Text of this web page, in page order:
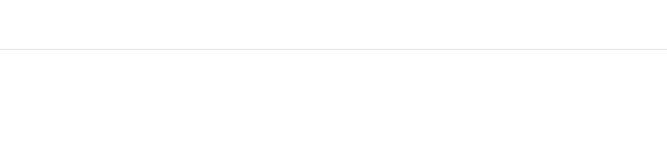
nations africaine U-23 (Stop2) — La sélection masculine s’offre un nouveau titre